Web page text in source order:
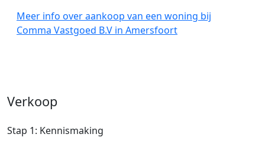
Meer info over aankoop van een woning bij
Comma Vastgoed B.V in Amersfoort
Verkoop
Stap 1: Kennismaking